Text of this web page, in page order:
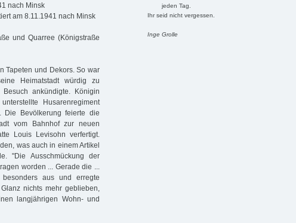
jeden Tag.
Ihr seid nicht vergessen.
Inge Grolle
nach Minsk
am 8.11.1941 nach Minsk
und Quarree (Königstraße
Tapeten und Dekors. So war
Heimatstadt würdig zu
ankündigte. Königin
Husarenregiment
Die Bevölkerung feierte die
vom Bahnhof zur neuen
Louis Levisohn verfertigt.
was auch in einem Artikel
"Die Ausschmückung der
worden ... Gerade die ...
aus und erregte
nichts mehr geblieben,
langjährigen Wohn- und